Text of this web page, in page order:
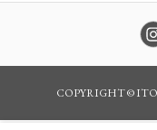
その他のグッズ・
COPYRIGHT ©